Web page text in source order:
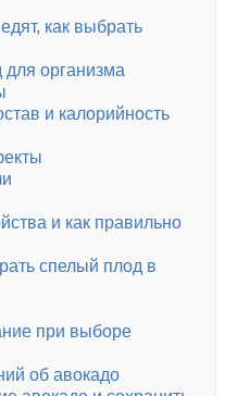
как выбрать
для организма
и калорийность
и как правильно
спелый плод в
при выборе
об авокадо